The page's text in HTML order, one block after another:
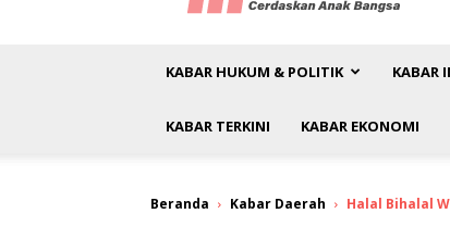
KABAR HUKUM & POLITIK KABAR
KABAR TERKINI KABAR EKONOMI
Beranda Kabar Daerah Halal Bihalal